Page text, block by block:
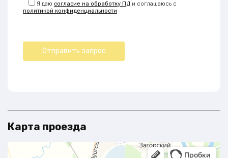
Я даюсогласие на обработку ПД и соглашаюсь с
политикой конфиденциальности
Карта проезда